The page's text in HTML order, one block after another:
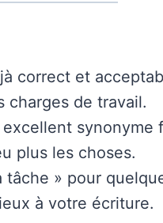
correct et
charges de travail.
synonyme
plus les choses.
tâche » pour
à votre écriture.